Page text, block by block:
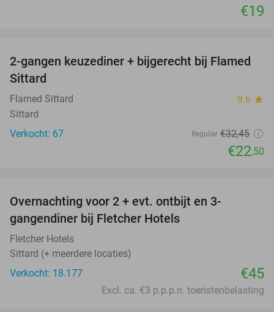
€19
31%
2-gangen keuzediner + bijgerecht bij Flamed
Sittard
Flamed Sittard 9.6 star
Sittard
Verkocht: 67
Regulier €32,45
€22,50
Overnachting voor 2 + evt. ontbijt en 3-
gangendiner bij Fletcher Hotels
Fletcher Hotels
Sittard (+ meerdere locaties)
Verkocht: 18.177
€45
Excl. ca. €3 p.p.p.n. toeristenbelasting